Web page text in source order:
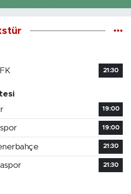
21:30
19:00
19:00
21:30
21:30